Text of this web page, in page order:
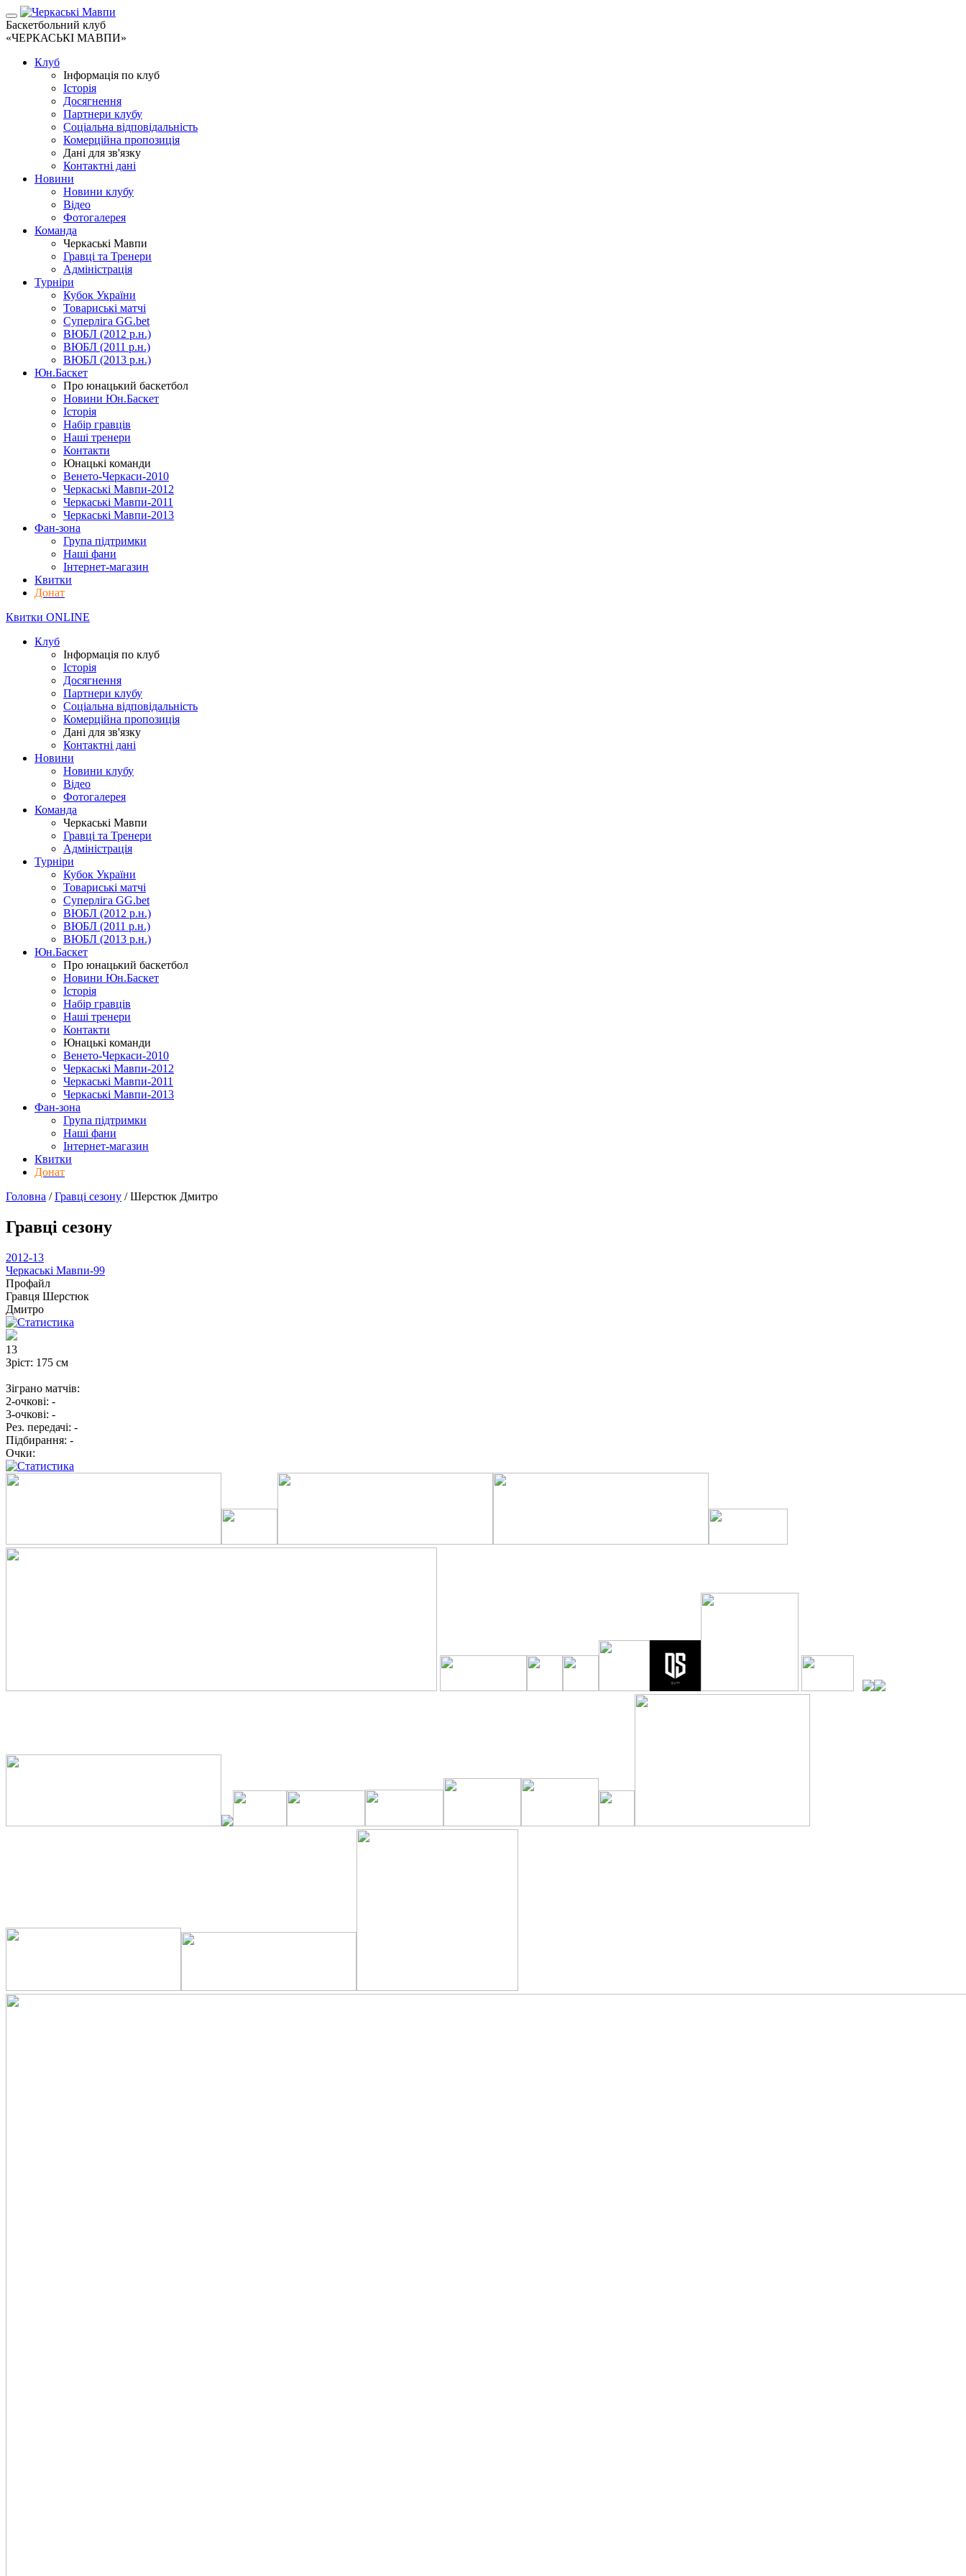
Баскетбольний клуб
«ЧЕРКАСЬКІ МАВПИ»
Клуб
Інформація по клуб
Історія
Досягнення
Партнери клубу
Соціальна відповідальність
Комерційна пропозиція
Дані для зв'язку
Контактні дані
Новини
Новини клубу
Відео
Фотогалерея
Команда
Черкаські Мавпи
Гравці та Тренери
Адміністрація
Турніри
Кубок України
Товариські матчі
Суперліга GG.bet
ВЮБЛ (2012 р.н.)
ВЮБЛ (2011 р.н.)
ВЮБЛ (2013 р.н.)
Юн.Баскет
Про юнацький баскетбол
Новини Юн.Баскет
Історія
Набір гравців
Наші тренери
Контакти
Юнацькі команди
Венето-Черкаси-2010
Черкаські Мавпи-2012
Черкаські Мавпи-2011
Черкаські Мавпи-2013
Фан-зона
Група підтримки
Наші фани
Інтернет-магазин
Квитки
Донат
Квитки ONLINE
Клуб
Інформація по клуб
Історія
Досягнення
Партнери клубу
Соціальна відповідальність
Комерційна пропозиція
Дані для зв'язку
Контактні дані
Новини
Новини клубу
Відео
Фотогалерея
Команда
Черкаські Мавпи
Гравці та Тренери
Адміністрація
Турніри
Кубок України
Товариські матчі
Суперліга GG.bet
ВЮБЛ (2012 р.н.)
ВЮБЛ (2011 р.н.)
ВЮБЛ (2013 р.н.)
Юн.Баскет
Про юнацький баскетбол
Новини Юн.Баскет
Історія
Набір гравців
Наші тренери
Контакти
Юнацькі команди
Венето-Черкаси-2010
Черкаські Мавпи-2012
Черкаські Мавпи-2011
Черкаські Мавпи-2013
Фан-зона
Група підтримки
Наші фани
Інтернет-магазин
Квитки
Донат
Головна /Гравці сезону /Шерстюк Дмитро
Гравці сезону
2012-13
Черкаські Мавпи-99
Профайл
Гравця Шерстюк
Дмитро
13
Зріст: 175 см
Зіграно матчів:
2-очкові: -
3-очкові: -
Рез. передачі: -
Підбирання: -
Очки: